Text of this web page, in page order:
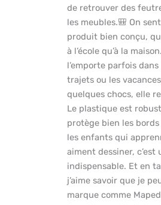
de retrouver des
les meubles.🎒 On
produit bien conçu,
à l’école qu’à la
l’emporte parfois
trajets ou les
quelques chocs, elle
Le plastique est
protège bien les bords
les enfants qui
aiment dessiner,
indispensable. Et en
j’aime savoir que je
marque comme